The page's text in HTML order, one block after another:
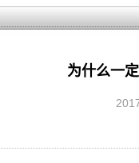
为什么一